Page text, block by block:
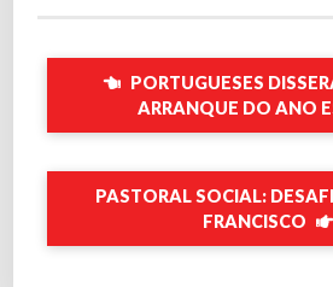
PORTUGUESES
ARRANQUE DO ANO
PASTORAL SOCIAL:
FRANCISCO